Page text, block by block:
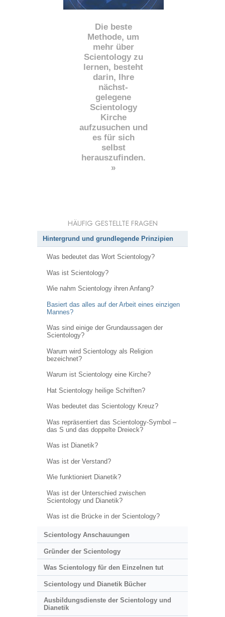
Die beste
Methode, um
mehr über
Scientology zu
lernen, besteht
darin, Ihre
nächst-
gelegene
Scientology
Kirche
aufzusuchen und
es für sich
selbst
herauszufinden.
»
HÄUFIG GESTELLTE FRAGEN
Hintergrund und grundlegende Prinzipien
Was bedeutet das Wort Scientology?
Was ist Scientology?
Wie nahm Scientology ihren Anfang?
Basiert das alles auf der Arbeit eines einzigen
Mannes?
Was sind einige der Grundaussagen der
Scientology?
Warum wird Scientology als Religion
bezeichnet?
Warum ist Scientology eine Kirche?
Hat Scientology heilige Schriften?
Was bedeutet das Scientology Kreuz?
Was repräsentiert das Scientology-Symbol –
das S und das doppelte Dreieck?
Was ist Dianetik?
Was ist der Verstand?
Wie funktioniert Dianetik?
Was ist der Unterschied zwischen
Scientology und Dianetik?
Was ist die Brücke in der Scientology?
Scientology Anschauungen
Gründer der Scientology
Was Scientology für den Einzelnen tut
Scientology und Dianetik Bücher
Ausbildungsdienste der Scientology und
Dianetik